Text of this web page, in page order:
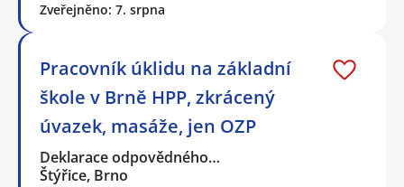
Zveřejněno: 7. srpna
Pracovník úklidu na základní
škole v Brně HPP, zkrácený
úvazek, masáže, jen OZP
Deklarace odpovědného…
Štýřice, Brno